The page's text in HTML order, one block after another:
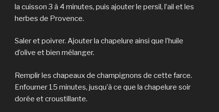
la cuisson 3 à 4 minutes, puis ajouter le persil, l’ail et les
herbes de Provence.
Saler et poivrer. Ajouter la chapelure ainsi que l’huile
d’olive et bien mélanger.
Remplir les chapeaux de champignons de cette farce.
Enfourner 15 minutes, jusqu’à ce que la chapelure soir
dorée et croustillante.